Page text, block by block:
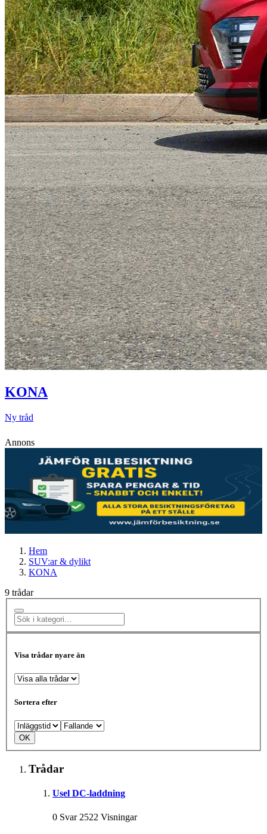
KONA
Ny tråd
Annons
Hem
SUV:ar & dylikt
KONA
9 trådar
Visa trådar nyare än
Sortera efter
Trådar
Usel DC-laddning
0 Svar 2522 Visningar